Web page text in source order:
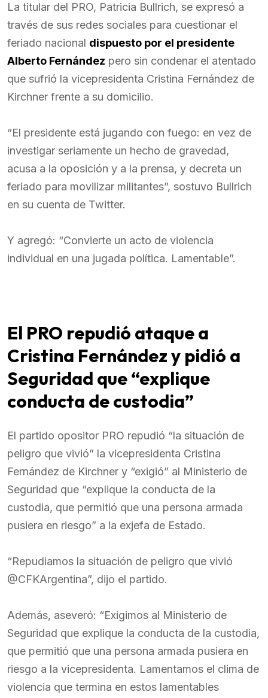
La titular del PRO, Patricia Bullrich, se expresó a
través de sus redes sociales para cuestionar el
feriado nacional dispuesto por el presidente
Alberto Fernández pero sin condenar el atentado
que sufrió la vicepresidenta Cristina Fernández de
Kirchner frente a su domicilio.
“El presidente está jugando con fuego: en vez de
investigar seriamente un hecho de gravedad,
acusa a la oposición y a la prensa, y decreta un
feriado para movilizar militantes”, sostuvo Bullrich
en su cuenta de Twitter.
Y agregó: “Convierte un acto de violencia
individual en una jugada política. Lamentable”.
El PRO repudió ataque a
Cristina Fernández y pidió a
Seguridad que “explique
conducta de custodia”
El partido opositor PRO repudió “la situación de
peligro que vivió” la vicepresidenta Cristina
Fernández de Kirchner y “exigió” al Ministerio de
Seguridad que “explique la conducta de la
custodia, que permitió que una persona armada
pusiera en riesgo” a la exjefa de Estado.
“Repudiamos la situación de peligro que vivió
@CFKArgentina”, dijo el partido.
Además, aseveró: “Exigimos al Ministerio de
Seguridad que explique la conducta de la custodia,
que permitió que una persona armada pusiera en
riesgo a la vicepresidenta. Lamentamos el clima de
violencia que termina en estos lamentables